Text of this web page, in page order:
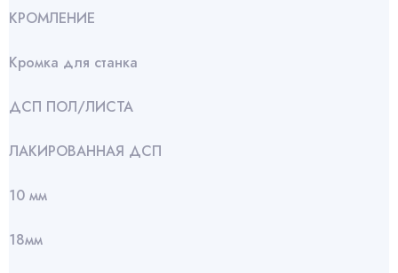
КРОМЛЕНИЕ
Кромка для станка
ДСП ПОЛ/ЛИСТА
ЛАКИРОВАННАЯ ДСП
10 мм
18мм